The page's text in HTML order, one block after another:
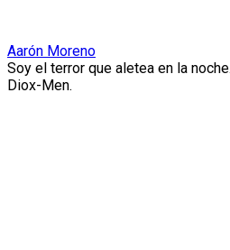
Aarón Moreno
Soy el terror que aletea en la
Diox-Men.